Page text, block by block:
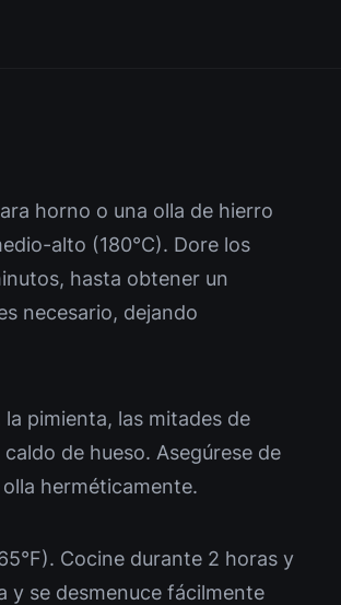
horno o una olla de hierro
alto (180°C). Dore los
hasta obtener un
necesario, dejando
pimienta, las mitades de
de hueso. Asegúrese de
herméticamente.
Cocine durante 2 horas y
y se desmenuce fácilmente